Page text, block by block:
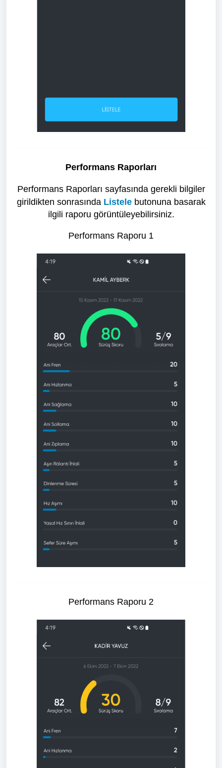
Performans Raporları
Performans Raporları sayfasında gerekli bilgiler
girildikten sonrasında Listele butonuna basarak
ilgili raporu görüntüleyebilirsiniz.
Performans Raporu 1
Performans Raporu 2